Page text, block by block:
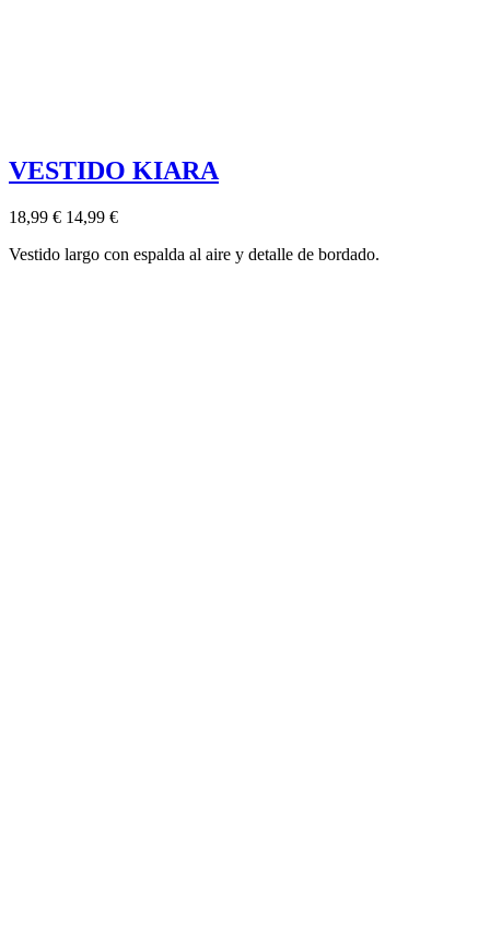
VESTIDO KIARA
18,99 € 14,99 €
Vestido largo con espalda al aire y detalle de bordado.